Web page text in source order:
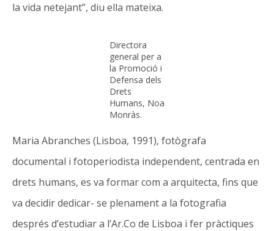
la vida netejant”, diu ella mateixa.
Directora
general per a
la Promoció i
Defensa dels
Drets
Humans, Noa
Monràs.
Maria Abranches (Lisboa, 1991), fotògrafa
documental i fotoperiodista independent, centrada en
drets humans, es va formar com a arquitecta, fins que
va decidir dedicar- se plenament a la fotografia
després d’estudiar a l’Ar.Co de Lisboa i fer pràctiques